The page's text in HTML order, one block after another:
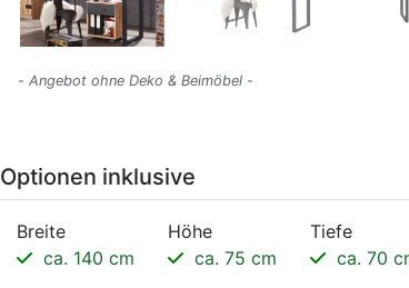
- Angebot ohne Deko & Beimöbel -
Optionen inklusive
Breite
ca. 140 cm
Höhe
ca. 75 cm
Tiefe
ca. 70